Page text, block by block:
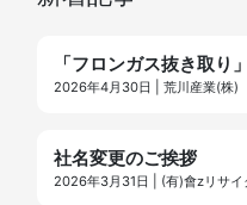
「フロンガス抜き取り
2026年4月30日 | 荒川産業(株)
社名変更のご挨拶
2026年3月31日 | (有)會zリサイ